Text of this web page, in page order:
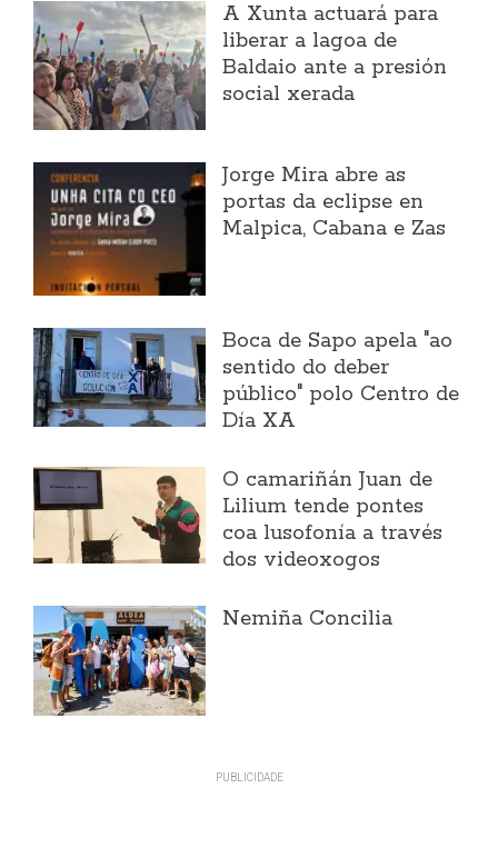
A Xunta actuará para
liberar a lagoa de
Baldaio ante a presión
social xerada
Jorge Mira abre as
portas da eclipse en
Malpica, Cabana e Zas
Boca de Sapo apela "ao
sentido do deber
público" polo Centro de
Día XA
O camariñán Juan de
Lilium tende pontes
coa lusofonía a través
dos videoxogos
Nemiña Concilia